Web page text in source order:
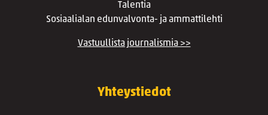
Talentia
Sosiaalialan edunvalvonta- ja ammattilehti
Vastuullista journalismia >>
Yhteystiedot